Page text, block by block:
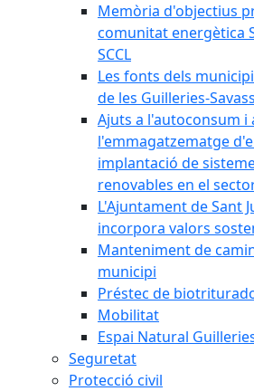
Memòria d'objectius
comunitat energètica
SCCL
Les fonts dels
de les Guilleries-
Ajuts a l'autoconsum i
l'emmagatzematge
implantació de
renovables en el
L'Ajuntament de Sant
incorpora valors
Manteniment de
municipi
Préstec de
Mobilitat
Espai Natural
Seguretat
Protecció civil